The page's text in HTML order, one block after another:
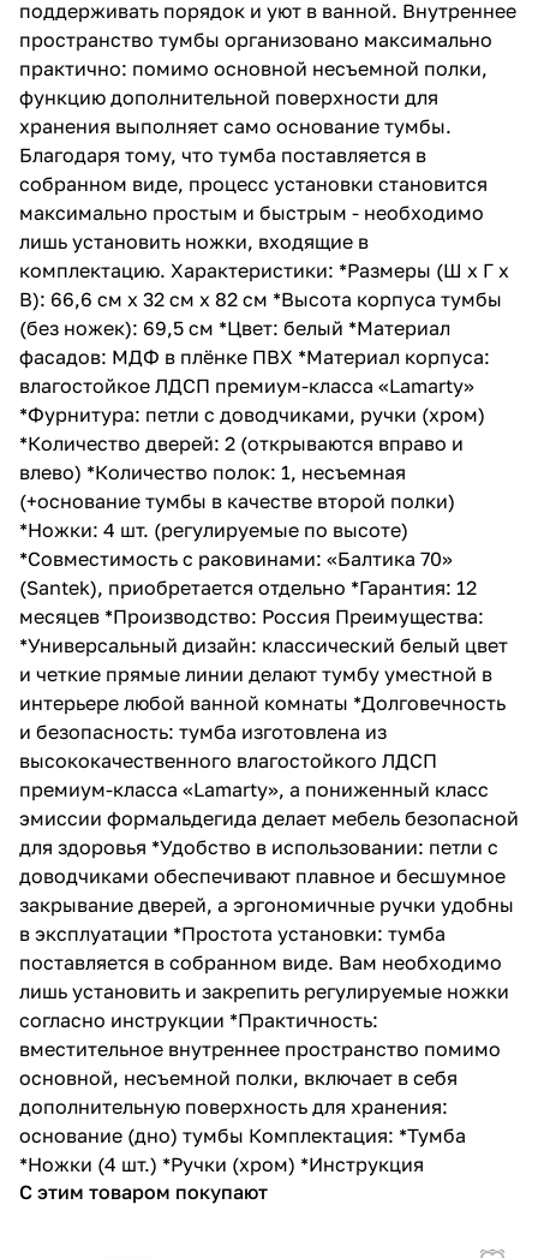
поддерживать порядок и уют в ванной. Внутреннее
пространство тумбы организовано максимально
практично: помимо основной несъемной полки,
функцию дополнительной поверхности для
хранения выполняет само основание тумбы.
Благодаря тому, что тумба поставляется в
собранном виде, процесс установки становится
максимально простым и быстрым - необходимо
лишь установить ножки, входящие в
комплектацию. Характеристики: *Размеры (Ш x Г x
В): 66,6 см x 32 см x 82 см *Высота корпуса тумбы
(без ножек): 69,5 см *Цвет: белый *Материал
фасадов: МДФ в плёнке ПВХ *Материал корпуса:
влагостойкое ЛДСП премиум-класса «Lamarty»
*Фурнитура: петли с доводчиками, ручки (хром)
*Количество дверей: 2 (открываются вправо и
влево) *Количество полок: 1, несъемная
(+основание тумбы в качестве второй полки)
*Ножки: 4 шт. (регулируемые по высоте)
*Совместимость с раковинами: «Балтика 70»
(Santek), приобретается отдельно *Гарантия: 12
месяцев *Производство: Россия Преимущества:
*Универсальный дизайн: классический белый цвет
и четкие прямые линии делают тумбу уместной в
интерьере любой ванной комнаты *Долговечность
и безопасность: тумба изготовлена из
высококачественного влагостойкого ЛДСП
премиум-класса «Lamarty», а пониженный класс
эмиссии формальдегида делает мебель безопасной
для здоровья *Удобство в использовании: петли с
доводчиками обеспечивают плавное и бесшумное
закрывание дверей, а эргономичные ручки удобны
в эксплуатации *Простота установки: тумба
поставляется в собранном виде. Вам необходимо
лишь установить и закрепить регулируемые ножки
согласно инструкции *Практичность:
вместительное внутреннее пространство помимо
основной, несъемной полки, включает в себя
дополнительную поверхность для хранения:
основание (дно) тумбы Комплектация: *Тумба
*Ножки (4 шт.) *Ручки (хром) *Инструкция
С этим товаром покупают